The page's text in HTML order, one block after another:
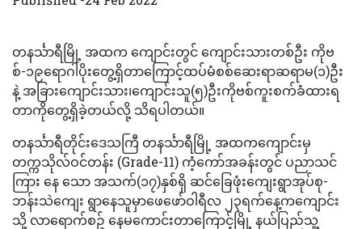
တနင်္သာရီမြို့ အထက ကျောင်းတွင် ကျောင်းသားတစ်ဦး ကိုဗ
စ်-၁၉ရောဂါပိုးတွေ့ရှိတာကြောင့်ထပ်မံစစ်ဆေးရာဆရာမ(၁)ဦး
နဲ့ အခြားကျောင်းသား၊ကျောင်းသူ(၅)ဦးကိုဗစ်ကူးစက်ခံထားရ
တာကိုတွေ့ရှိခဲ့တယ်လို့ သိရပါတယ်။
တနင်္သာရီတိုင်းဒေသကြီ တနင်္သာရီမြို့ အထကကျောင်းမှ
တက္ကသိုလ်ဝင်တန်း (Grade-11) ကံ့ကော်အခန်းတွင် ပညာသင်
ကြား နေ သော အသက်(၁၇)နှစ်ရှိ ဆင်ခြေဖုံးကျေးရွာအုပ်စု-
ဘန်းသဲကျေး ရွာနေသူမှာဖေဖော်ဝါရီလ ၂၃ရက်နေ့ကကျောင်း
သို့ လာရောက်စဥ် နေမကောင်းတာကြောင့်မြို့ နယ်ပြည်သူ့